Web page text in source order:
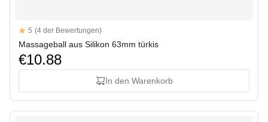
Reviews
5 out of 5 stars
5 (4 der Bewertungen)
Massageball aus Silikon 63mm türkis
€10.88
In den Warenkorb